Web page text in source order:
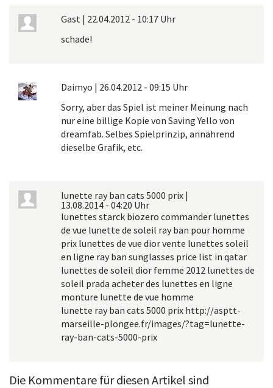
Gast | 22.04.2012 - 10:17 Uhr
schade!
Daimyo | 26.04.2012 - 09:15 Uhr
Sorry, aber das Spiel ist meiner Meinung nach
nur eine billige Kopie von Saving Yello von
dreamfab. Selbes Spielprinzip, annährend
dieselbe Grafik, etc.
lunette ray ban cats 5000 prix |
13.08.2014 - 04:20 Uhr
lunettes starck biozero commander lunettes
de vue lunette de soleil ray ban pour homme
prix lunettes de vue dior vente lunettes soleil
en ligne ray ban sunglasses price list in qatar
lunettes de soleil dior femme 2012 lunettes de
soleil prada acheter des lunettes en ligne
monture lunette de vue homme
lunette ray ban cats 5000 prix http://asptt-
marseille-plongee.fr/images/?tag=lunette-
ray-ban-cats-5000-prix
Die Kommentare für diesen Artikel sind